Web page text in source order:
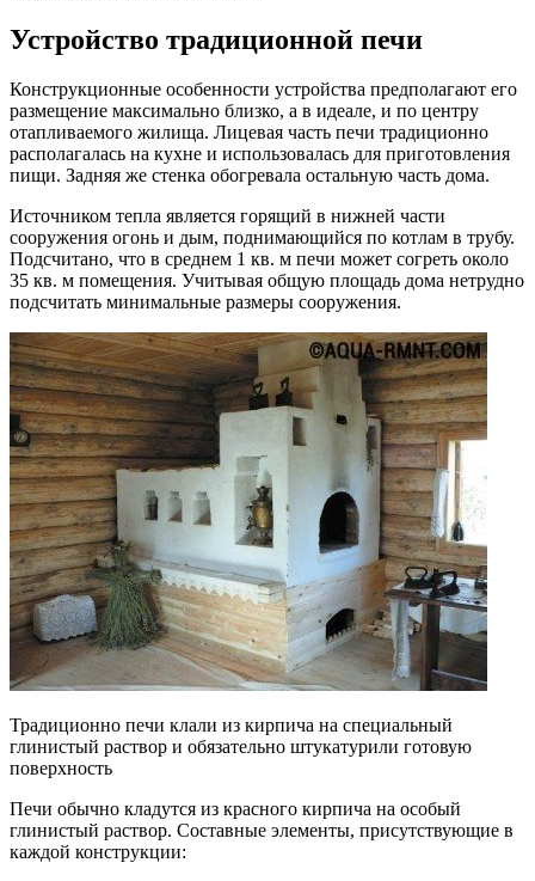
Устройство традиционной печи
Конструкционные особенности устройства предполагают его
размещение максимально близко, а в идеале, и по центру
отапливаемого жилища. Лицевая часть печи традиционно
располагалась на кухне и использовалась для приготовления
пищи. Задняя же стенка обогревала остальную часть дома.
Источником тепла является горящий в нижней части
сооружения огонь и дым, поднимающийся по котлам в трубу.
Подсчитано, что в среднем 1 кв. м печи может согреть около
35 кв. м помещения. Учитывая общую площадь дома нетрудно
подсчитать минимальные размеры сооружения.
Традиционно печи клали из кирпича на специальный
глинистый раствор и обязательно штукатурили готовую
поверхность
Печи обычно кладутся из красного кирпича на особый
глинистый раствор. Составные элементы, присутствующие в
каждой конструкции: